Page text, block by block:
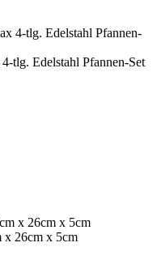
tlg. Edelstahl Pfannen-Set
x 26cm x 5cm